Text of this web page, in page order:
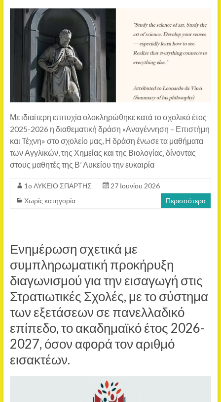
Με ιδιαίτερη επιτυχία ολοκληρώθηκε κατά το σχολικό έτος
2025-2026 η διαθεματική δράση «Αναγέννηση – Επιστήμη
και Τέχνη» στο σχολείο μας, Η δράση ένωσε τα μαθήματα
των Αγγλικών, της Χημείας και της Βιολογίας, δίνοντας
στους μαθητές της Β’ Λυκείου την ευκαιρία
1o ΛΥΚΕΙΟ ΣΠΑΡΤΗΣ
27 Ιουνίου 2026
Χωρίς κατηγορία
Περισσότερα
Ενημέρωση σχετικά με
συμπληρωματική προκήρυξη
διαγωνισμού για την εισαγωγή στις
Στρατιωτικές Σχολές, με το σύστημα
των εξετάσεων σε πανελλαδικό
επίπεδο, το ακαδημαϊκό έτος 2026-
2027, όσον αφορά τον αριθμό
εισακτέων.